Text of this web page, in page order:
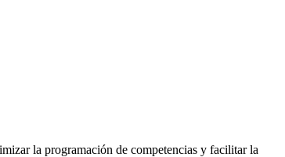
la programación de competencias y facilitar la